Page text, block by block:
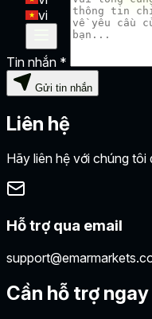
vi
Tin nhắn *
Gửi tin nhắn
Liên hệ
Hãy liên hệ với chúng
Hỗ trợ qua email
Cần hỗ trợ